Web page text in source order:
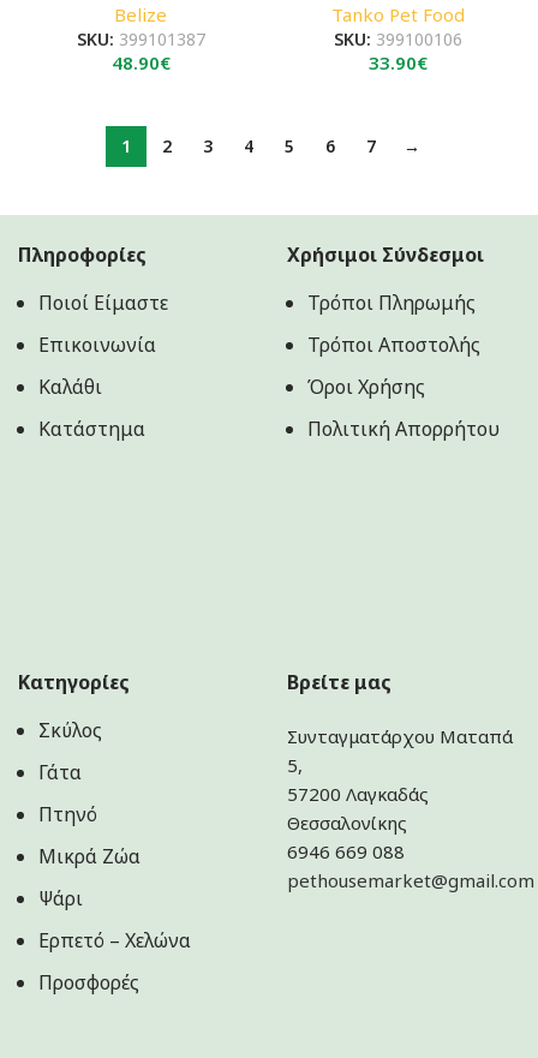
Belize
SKU: 399101387
48.90€
Tanko Pet Food
SKU: 399100106
33.90€
1 2 3 4 5 6 7 →
Πληροφορίες
Ποιοί Είμαστε
Επικοινωνία
Καλάθι
Κατάστημα
Χρήσιμοι Σύνδεσμοι
Τρόποι Πληρωμής
Τρόποι Αποστολής
Όροι Χρήσης
Πολιτική Aπορρήτου
Κατηγορίες
Σκύλος
Γάτα
Πτηνό
Μικρά Ζώα
Ψάρι
Ερπετό – Χελώνα
Προσφορές
Βρείτε μας
Συνταγματάρχου Ματαπά
5,
57200 Λαγκαδάς
Θεσσαλονίκης
6946 669 088
pethousemarket@gmail.com